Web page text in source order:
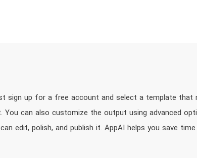
sign up for a free account and select a template
can also customize the output using advanced
can edit, polish, and publish it. AppAI helps you save